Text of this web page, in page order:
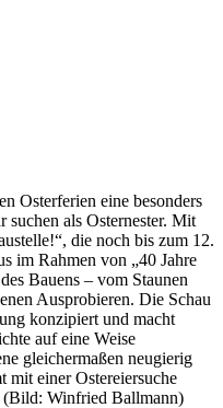
Osterferien eine besonders
suchen als Osternester. Mit
die noch bis zum 12.
im Rahmen von „40 Jahre
Bauens – vom Staunen
Ausprobieren. Die Schau
konzipiert und macht
auf eine Weise
gleichermaßen neugierig
einer Ostereiersuche
(Bild: Winfried Ballmann)